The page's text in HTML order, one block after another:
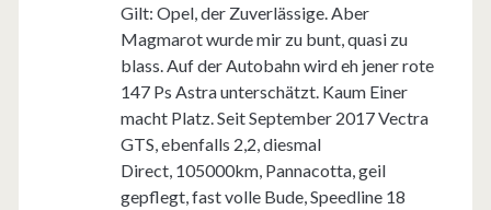
Gilt: Opel, der Zuverlässige. Aber
Magmarot wurde mir zu bunt, quasi zu
blass. Auf der Autobahn wird eh jener rote
147 Ps Astra unterschätzt. Kaum Einer
macht Platz. Seit September 2017 Vectra
GTS, ebenfalls 2,2, diesmal
Direct, 105000km, Pannacotta, geil
gepflegt, fast volle Bude, Speedline 18